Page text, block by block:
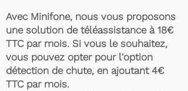
Avec Minifone, nous vous proposons
une solution de téléassistance à 18€
TTC par mois. Si vous le souhaitez,
vous pouvez opter pour l'option
détection de chute, en ajoutant 4€
TTC par mois.